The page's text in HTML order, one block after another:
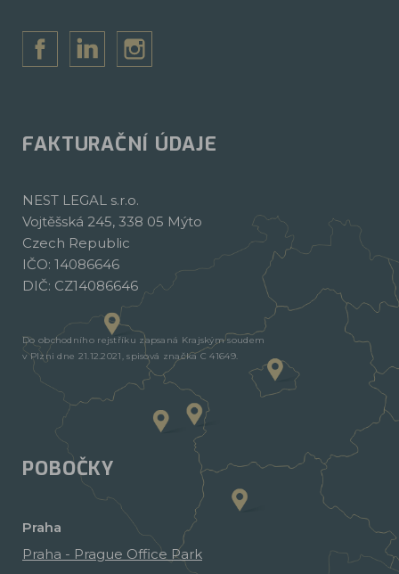
FAKTURAČNÍ ÚDAJE
NEST LEGAL s.r.o.
Vojtěšská 245, 338 05 Mýto
Czech Republic
IČO: 14086646
DIČ: CZ14086646
Do obchodního rejstříku zapsaná Krajským soudem
v Plzni dne 21.12.2021, spisová značka C 41649.
POBOČKY
Praha
Praha - Prague Office Park